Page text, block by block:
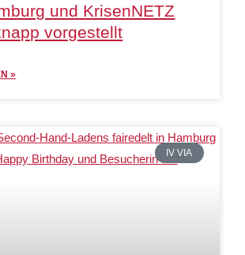
und KrisenNETZ
vorgestellt
»
IV VIA